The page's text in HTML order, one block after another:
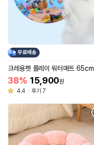
무료배송
크레용펫 플레이 워터매트 65cm
38% 15,900원
4.4
후기 7